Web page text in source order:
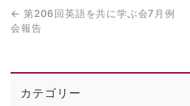
← 第206回英語を共に学ぶ会7月例
会報告
カテゴリー